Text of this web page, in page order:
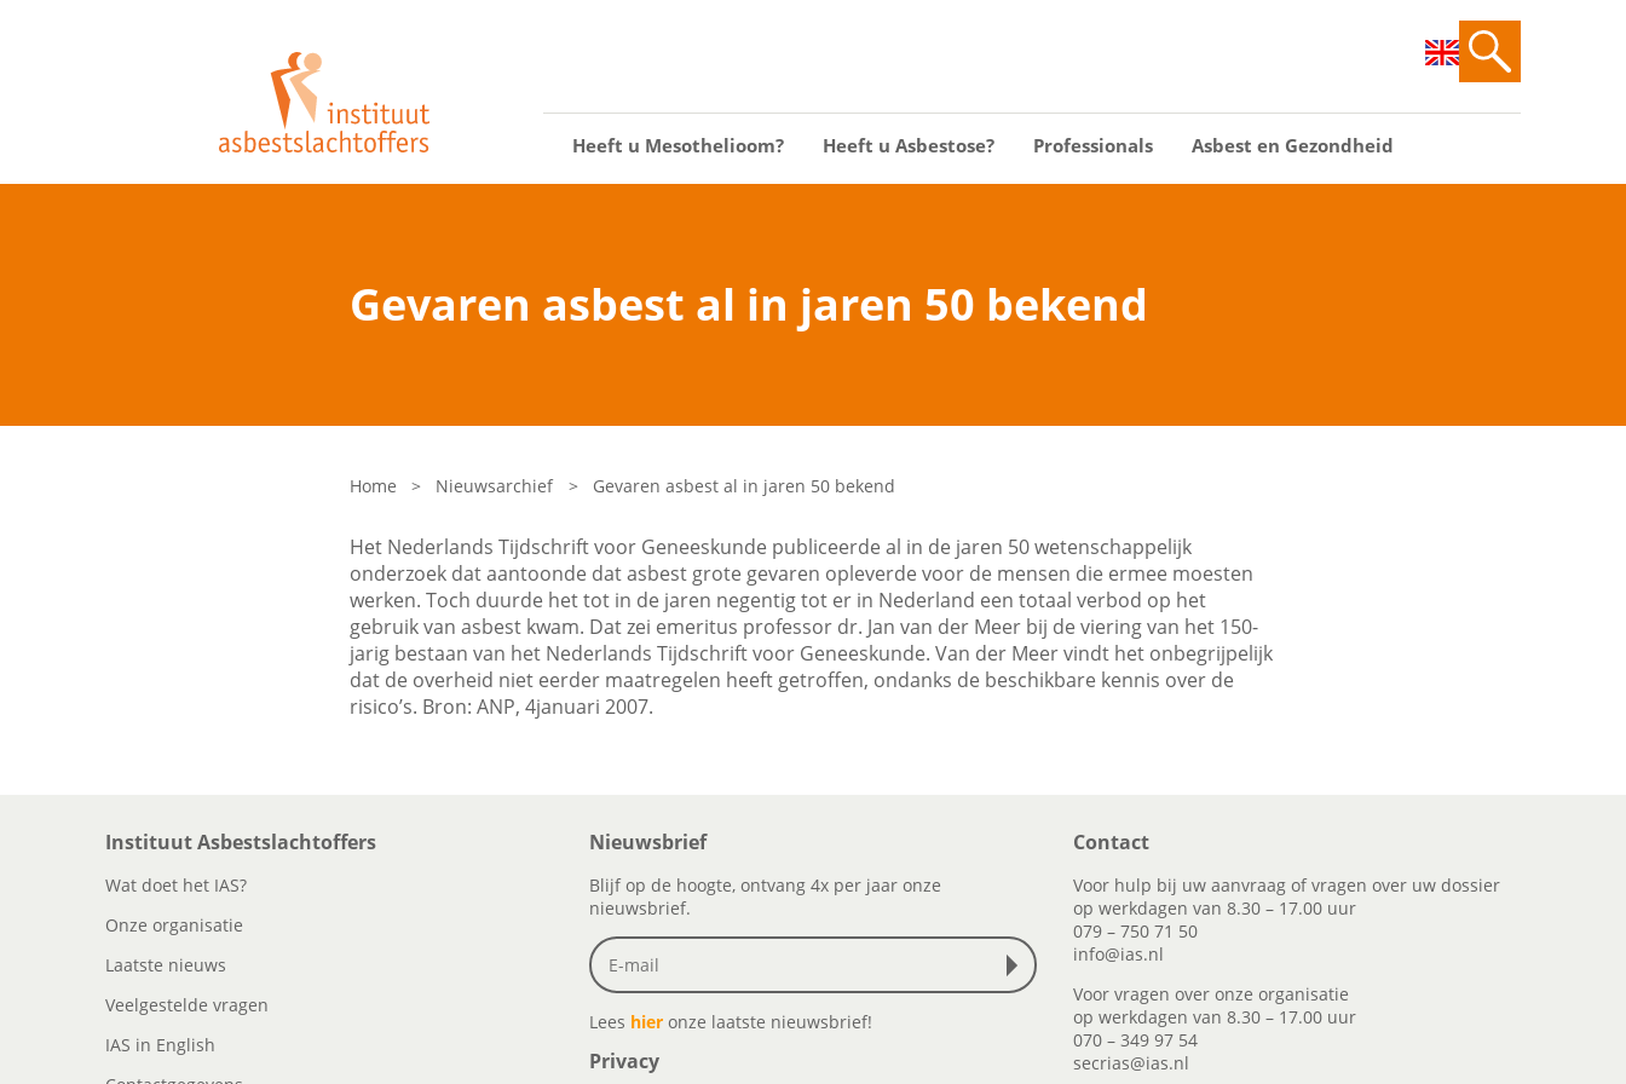
Heeft u Mesothelioom? Heeft u Asbestose? Professionals Asbest en Gezondheid
Gevaren asbest al in jaren 50 bekend
Home > Nieuwsarchief > Gevaren asbest al in jaren 50 bekend
Het Nederlands Tijdschrift voor Geneeskunde publiceerde al in de jaren 50 wetenschappelijk
onderzoek dat aantoonde dat asbest grote gevaren opleverde voor de mensen die ermee moesten
werken. Toch duurde het tot in de jaren negentig tot er in Nederland een totaal verbod op het
gebruik van asbest kwam. Dat zei emeritus professor dr. Jan van der Meer bij de viering van het 150-
jarig bestaan van het Nederlands Tijdschrift voor Geneeskunde. Van der Meer vindt het onbegrijpelijk
dat de overheid niet eerder maatregelen heeft getroffen, ondanks de beschikbare kennis over de
risico’s. Bron: ANP, 4januari 2007.
Instituut Asbestslachtoffers
Wat doet het IAS?
Onze organisatie
Laatste nieuws
Veelgestelde vragen
IAS in English
Nieuwsbrief
Blijf op de hoogte, ontvang 4x per jaar onze
nieuwsbrief.
Lees hier onze laatste nieuwsbrief!
Privacy
Contact
Voor hulp bij uw aanvraag of vragen over uw dossier
op werkdagen van 8.30 – 17.00 uur
079 – 750 71 50
info@ias.nl
Voor vragen over onze organisatie
op werkdagen van 8.30 – 17.00 uur
070 – 349 97 54
secrias@ias.nl